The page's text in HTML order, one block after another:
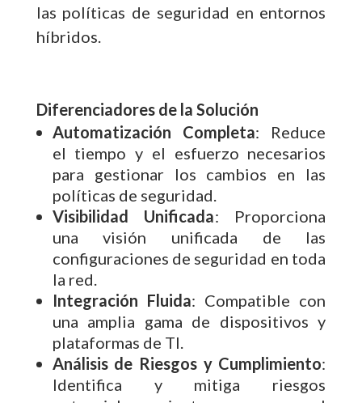
las políticas de seguridad en entornos
híbridos.
Diferenciadores de la Solución
Automatización Completa: Reduce
el tiempo y el esfuerzo necesarios
para gestionar los cambios en las
políticas de seguridad.
Visibilidad Unificada: Proporciona
una visión unificada de las
configuraciones de seguridad en toda
la red.
Integración Fluida: Compatible con
una amplia gama de dispositivos y
plataformas de TI.
Análisis de Riesgos y Cumplimiento:
Identifica y mitiga riesgos